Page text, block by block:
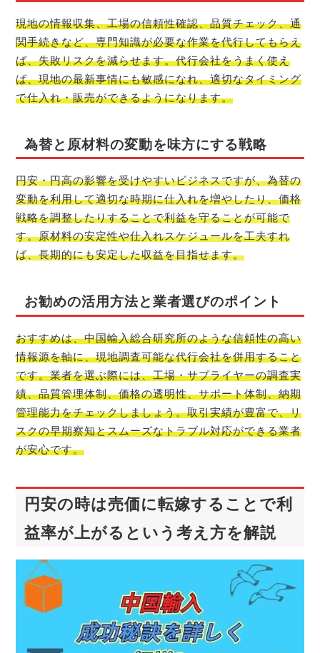
現地の情報収集、工場の信頼性確認、品質チェック、通
関手続きなど、専門知識が必要な作業を代行してもらえ
ば、失敗リスクを減らせます。代行会社をうまく使え
ば、現地の最新事情にも敏感になれ、適切なタイミング
で仕入れ・販売ができるようになります。
為替と原材料の変動を味方にする戦略
円安・円高の影響を受けやすいビジネスですが、為替の
変動を利用して適切な時期に仕入れを増やしたり、価格
戦略を調整したりすることで利益を守ることが可能で
す。原材料の安定性や仕入れスケジュールを工夫すれ
ば、長期的にも安定した収益を目指せます。
お勧めの活用方法と業者選びのポイント
おすすめは、中国輸入総合研究所のような信頼性の高い
情報源を軸に、現地調査可能な代行会社を併用すること
です。業者を選ぶ際には、工場・サプライヤーの調査実
績、品質管理体制、価格の透明性、サポート体制、納期
管理能力をチェックしましょう。取引実績が豊富で、リ
スクの早期察知とスムーズなトラブル対応ができる業者
が安心です。
円安の時は売価に転嫁することで利
益率が上がるという考え方を解説